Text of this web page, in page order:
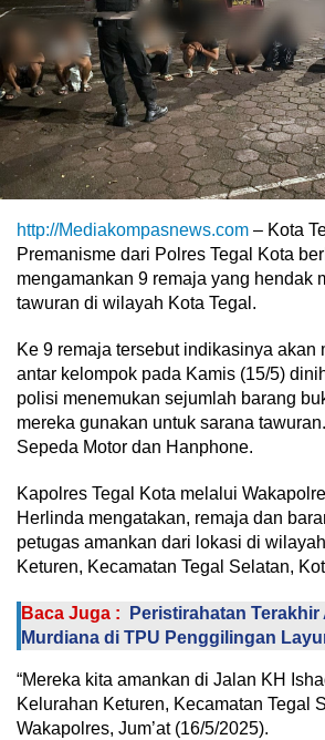
http://Mediakompasnews.com – Kota
Premanisme dari Polres Tegal Kota
mengamankan 9 remaja yang hendak
tawuran di wilayah Kota Tegal.
Ke 9 remaja tersebut indikasinya akan
antar kelompok pada Kamis (15/5)
polisi menemukan sejumlah barang
mereka gunakan untuk sarana
Sepeda Motor dan Hanphone.
Kapolres Tegal Kota melalui
Herlinda mengatakan, remaja dan
petugas amankan dari lokasi di
Keturen, Kecamatan Tegal Selatan,
Baca Juga :
Peristirahatan
Murdiana di TPU Penggilingan
“Mereka kita amankan di Jalan KH
Kelurahan Keturen, Kecamatan Tegal
Wakapolres, Jum’at (16/5/2025).